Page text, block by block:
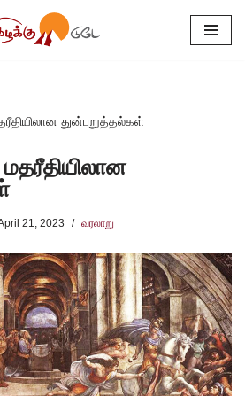
துன்புறுத்தல்கள்
21, 2023 வரலாறு